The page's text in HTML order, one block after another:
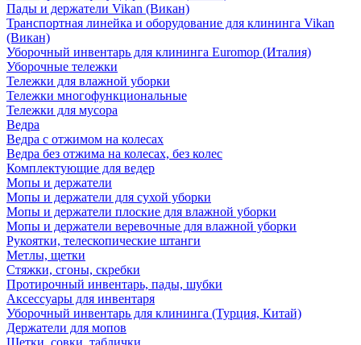
Пады и держатели Vikan (Викан)
Транспортная линейка и оборудование для клининга Vikan
(Викан)
Уборочный инвентарь для клининга Euromop (Италия)
Уборочные тележки
Тележки для влажной уборки
Тележки многофункциональные
Тележки для мусора
Ведра
Ведра с отжимом на колесах
Ведра без отжима на колесах, без колес
Комплектующие для ведер
Мопы и держатели
Мопы и держатели для сухой уборки
Мопы и держатели плоские для влажной уборки
Мопы и держатели веревочные для влажной уборки
Рукоятки, телескопические штанги
Метлы, щетки
Стяжки, сгоны, скребки
Протирочный инвентарь, пады, шубки
Аксессуары для инвентаря
Уборочный инвентарь для клининга (Турция, Китай)
Держатели для мопов